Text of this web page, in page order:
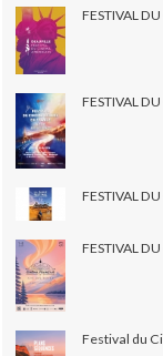
FESTIVAL
FESTIVAL
FESTIVAL
FESTIVAL
Festival du